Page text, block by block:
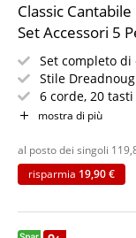
Classic
Set Accessori 5
Set completo
Stile
6 corde, 20 tasti
Include
IN PIÙ libretto
Colore: naturale
mostra di più
al posto dei singoli
risparmia 19,90 €